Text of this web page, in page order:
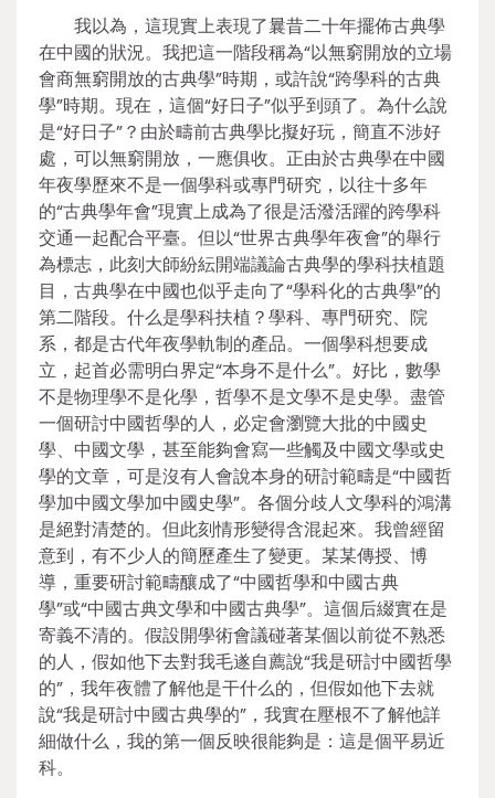
我以為，這現實上表現了曩昔二十年擺佈古典學
在中國的狀況。我把這一階段稱為“以無窮開放的立場
會商無窮開放的古典學”時期，或許說“跨學科的古典
學”時期。現在，這個“好日子”似乎到頭了。為什么說
是“好日子”？由於疇前古典學比擬好玩，簡直不涉好
處，可以無窮開放，一應俱收。正由於古典學在中國
年夜學歷來不是一個學科或專門研究，以往十多年
的“古典學年會”現實上成為了很是活潑活躍的跨學科
交通一起配合平臺。但以“世界古典學年夜會”的舉行
為標志，此刻大師紛紜開端議論古典學的學科扶植題
目，古典學在中國也似乎走向了“學科化的古典學”的
第二階段。什么是學科扶植？學科、專門研究、院
系，都是古代年夜學軌制的產品。一個學科想要成
立，起首必需明白界定“本身不是什么”。好比，數學
不是物理學不是化學，哲學不是文學不是史學。盡管
一個研討中國哲學的人，必定會瀏覽大批的中國史
學、中國文學，甚至能夠會寫一些觸及中國文學或史
學的文章，可是沒有人會說本身的研討範疇是“中國哲
學加中國文學加中國史學”。各個分歧人文學科的鴻溝
是絕對清楚的。但此刻情形變得含混起來。我曾經留
意到，有不少人的簡歷產生了變更。某某傳授、博
導，重要研討範疇釀成了“中國哲學和中國古典
學”或“中國古典文學和中國古典學”。這個后綴實在是
寄義不清的。假設開學術會議碰著某個以前從不熟悉
的人，假如他下去對我毛遂自薦說“我是研討中國哲學
的”，我年夜體了解他是干什么的，但假如他下去就
說“我是研討中國古典學的”，我實在壓根不了解他詳
細做什么，我的第一個反映很能夠是：這是個平易近
科。